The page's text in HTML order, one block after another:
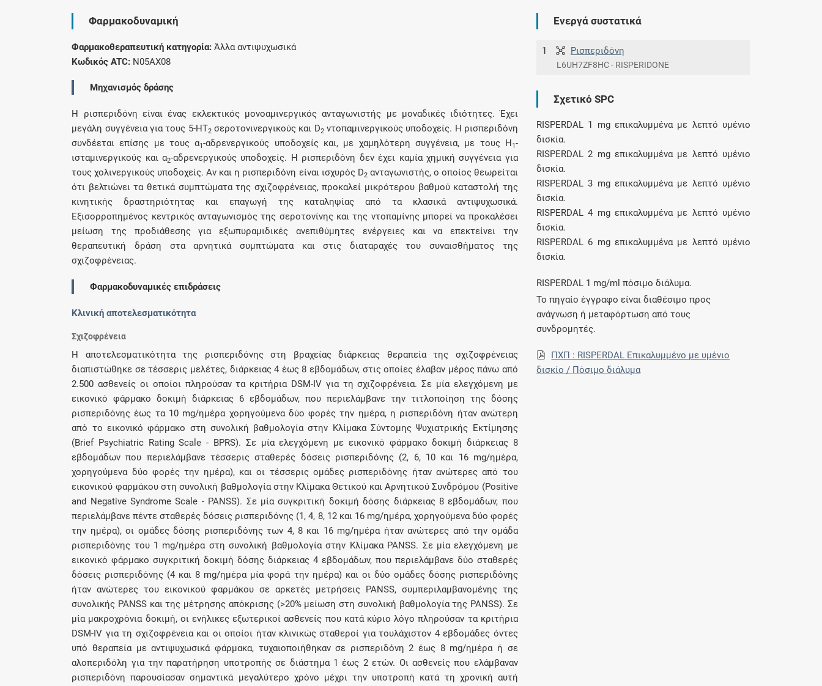
Ενδείξεις και αγωγές
Βρείτε θεραπευτικές ενδείξεις και αγωγές για
νόσους, συμπτώματα και ιατρικές πράξεις
Φαρμακοδυναμική
Φαρμακοθεραπευτική κατηγορία: Άλλα αντιψυχωσικά
Κωδικός ATC: N05AX08
Μηχανισμός δράσης
Η ρισπεριδόνη είναι ένας εκλεκτικός μονοαμινεργικός ανταγωνιστής με μοναδικές ιδιότητες. Έχει
μεγάλη συγγένεια για τους 5-ΗΤ2σεροτονινεργικούς και D2ντοπαμινεργικούς υποδοχείς. Η ρισπεριδόνη
συνδέεται επίσης με τους α1-αδρενεργικούς υποδοχείς και, με χαμηλότερη συγγένεια, με τους Η1-
ισταμινεργικούς και α2-αδρενεργικούς υποδοχείς. Η ρισπεριδόνη δεν έχει καμία χημική συγγένεια για
τους χολινεργικούς υποδοχείς. Αν και η ρισπεριδόνη είναι ισχυρός D2ανταγωνιστής, ο οποίος θεωρείται
ότι βελτιώνει τα θετικά συμπτώματα της σχιζοφρένειας, προκαλεί μικρότερου βαθμού καταστολή της
κινητικής δραστηριότητας και επαγωγή της καταληψίας από τα κλασικά αντιψυχωσικά.
Εξισορροπημένος κεντρικός ανταγωνισμός της σεροτονίνης και της ντοπαμίνης μπορεί να προκαλέσει
μείωση της προδιάθεσης για εξωπυραμιδικές ανεπιθύμητες ενέργειες και να επεκτείνει την
θεραπευτική δράση στα αρνητικά συμπτώματα και στις διαταραχές του συναισθήματος της
σχιζοφρένειας.
Φαρμακοδυναμικές επιδράσεις
Κλινική αποτελεσματικότητα
Σχιζοφρένεια
Η αποτελεσματικότητα της ρισπεριδόνης στη βραχείας διάρκειας θεραπεία της σχιζοφρένειας
διαπιστώθηκε σε τέσσερις μελέτες, διάρκειας 4 έως 8 εβδομάδων, στις οποίες έλαβαν μέρος πάνω από
2.500 ασθενείς οι οποίοι πληρούσαν τα κριτήρια DSM-IV για τη σχιζοφρένεια. Σε μία ελεγχόμενη με
εικονικό φάρμακο δοκιμή διάρκειας 6 εβδομάδων, που περιελάμβανε την τιτλοποίηση της δόσης
ρισπεριδόνης έως τα 10 mg/ημέρα χορηγούμενα δύο φορές την ημέρα, η ρισπεριδόνη ήταν ανώτερη
από το εικονικό φάρμακο στη συνολική βαθμολογία στην Κλίμακα Σύντομης Ψυχιατρικής Εκτίμησης
(Brief Psychiatric Rating Scale - BPRS). Σε μία ελεγχόμενη με εικονικό φάρμακο δοκιμή διάρκειας 8
εβδομάδων που περιελάμβανε τέσσερις σταθερές δόσεις ρισπεριδόνης (2, 6, 10 και 16 mg/ημέρα,
χορηγούμενα δύο φορές την ημέρα), και οι τέσσερις ομάδες ρισπεριδόνης ήταν ανώτερες από του
εικονικού φαρμάκου στη συνολική βαθμολογία στην Κλίμακα Θετικού και Αρνητικού Συνδρόμου (Positive
and Negative Syndrome Scale - PANSS). Σε μία συγκριτική δοκιμή δόσης διάρκειας 8 εβδομάδων, που
περιελάμβανε πέντε σταθερές δόσεις ρισπεριδόνης (1, 4, 8, 12 και 16 mg/ημέρα, χορηγούμενα δύο φορές
την ημέρα), οι ομάδες δόσης ρισπεριδόνης των 4, 8 και 16 mg/ημέρα ήταν ανώτερες από την ομάδα
ρισπεριδόνης του 1 mg/ημέρα στη συνολική βαθμολογία στην Κλίμακα PANSS. Σε μία ελεγχόμενη με
εικονικό φάρμακο συγκριτική δοκιμή δόσης διάρκειας 4 εβδομάδων, που περιελάμβανε δύο σταθερές
δόσεις ρισπεριδόνης (4 και 8 mg/ημέρα μία φορά την ημέρα) και οι δύο ομάδες δόσης ρισπεριδόνης
ήταν ανώτερες του εικονικού φαρμάκου σε αρκετές μετρήσεις PANSS, συμπεριλαμβανομένης της
συνολικής PANSS και της μέτρησης απόκρισης (>20% μείωση στη συνολική βαθμολογία της PANSS). Σε
μία μακροχρόνια δοκιμή, οι ενήλικες εξωτερικοί ασθενείς που κατά κύριο λόγο πληρούσαν τα κριτήρια
DSM-IV για τη σχιζοφρένεια και οι οποίοι ήταν κλινικώς σταθεροί για τουλάχιστον 4 εβδομάδες όντες
υπό θεραπεία με αντιψυχωσικά φάρμακα, τυχαιοποιήθηκαν σε ρισπεριδόνη 2 έως 8 mg/ημέρα ή σε
αλοπεριδόλη για την παρατήρηση υποτροπής σε διάστημα 1 έως 2 ετών. Οι ασθενείς που ελάμβαναν
ρισπεριδόνη παρουσίασαν σημαντικά μεγαλύτερο χρόνο μέχρι την υποτροπή κατά τη χρονική αυτή
Ενεργά συστατικά
1 Ρισπεριδόνη
L6UH7ZF8HC - RISPERIDONE
Σχετικό SPC
RISPERDAL 1 mg επικαλυμμένα με λεπτό υμένιο
δισκία.
RISPERDAL 2 mg επικαλυμμένα με λεπτό υμένιο
δισκία.
RISPERDAL 3 mg επικαλυμμένα με λεπτό υμένιο
δισκία.
RISPERDAL 4 mg επικαλυμμένα με λεπτό υμένιο
δισκία.
RISPERDAL 6 mg επικαλυμμένα με λεπτό υμένιο
δισκία.
RISPERDAL 1 mg/ml πόσιμο διάλυμα.
Το πηγαίο έγγραφο είναι διαθέσιμο προς
ανάγνωση ή μεταφόρτωση από τους
συνδρομητές.
ΠΧΠ : RISPERDAL Επικαλυμμένο με υμένιο
δισκίο / Πόσιμο διάλυμα